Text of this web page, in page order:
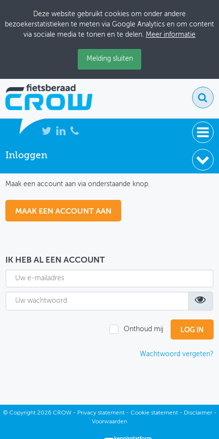
Deze website gebruikt cookies om onder andere
bezoekerstatistieken te meten via Google Analytics en om content
via sociale media te tonen en te delen. Meer informatie
Melding sluiten
NIEUWS
THEMASITES
MIJN PROFIEL
GEBRUIKER
Inloggen
Maak een account aan via onderstaande knop.
MAAK EEN ACCOUNT AAN
IK HEB AL EEN ACCOUNT
Onthoud mij
Wachtwoord vergeten?
© Copyright2026 CROW - Privacy statement- Cookie statement- Disclaimer-
Voorwaarden